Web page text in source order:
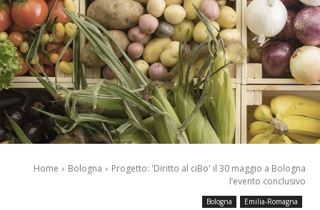
Home Bologna
Progetto: 'Diritto al ciBo' il 30 maggio a Bologna
l’evento conclusivo
Bologna Emilia-Romagna